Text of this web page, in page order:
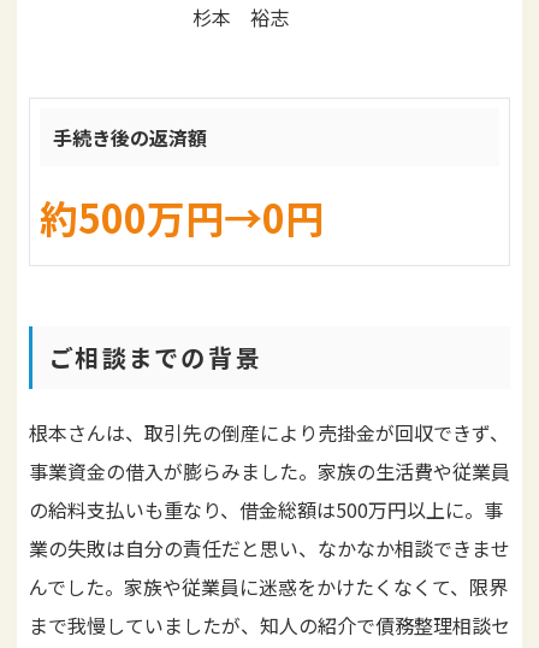
杉本 裕志
手続き後の返済額
約500万円→0円
ご相談までの背景
根本さんは、取引先の倒産により売掛金が回収できず、
事業資金の借入が膨らみました。家族の生活費や従業員
の給料支払いも重なり、借金総額は500万円以上に。事
業の失敗は自分の責任だと思い、なかなか相談できませ
んでした。家族や従業員に迷惑をかけたくなくて、限界
まで我慢していましたが、知人の紹介で債務整理相談セ